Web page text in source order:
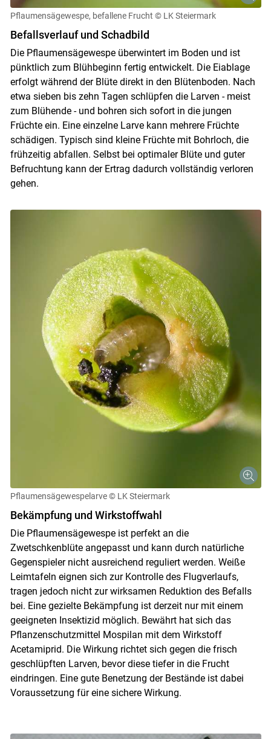
Skip to main content
Pflaumensägewespe, befallene Frucht © LK Steiermark
Befallsverlauf und Schadbild
Die Pflaumensägewespe überwintert im Boden und ist
pünktlich zum Blühbeginn fertig entwickelt. Die Eiablage
erfolgt während der Blüte direkt in den Blütenboden. Nach
etwa sieben bis zehn Tagen schlüpfen die Larven - meist
zum Blühende - und bohren sich sofort in die jungen
Früchte ein. Eine einzelne Larve kann mehrere Früchte
schädigen. Typisch sind kleine Früchte mit Bohrloch, die
frühzeitig abfallen. Selbst bei optimaler Blüte und guter
Befruchtung kann der Ertrag dadurch vollständig verloren
gehen.
Pflaumensägewespelarve © LK Steiermark
Bekämpfung und Wirkstoffwahl
Die Pflaumensägewespe ist perfekt an die
Zwetschkenblüte angepasst und kann durch natürliche
Gegenspieler nicht ausreichend reguliert werden. Weiße
Leimtafeln eignen sich zur Kontrolle des Flugverlaufs,
tragen jedoch nicht zur wirksamen Reduktion des Befalls
bei. Eine gezielte Bekämpfung ist derzeit nur mit einem
geeigneten Insektizid möglich. Bewährt hat sich das
Pflanzenschutzmittel Mospilan mit dem Wirkstoff
Acetamiprid. Die Wirkung richtet sich gegen die frisch
geschlüpften Larven, bevor diese tiefer in die Frucht
eindringen. Eine gute Benetzung der Bestände ist dabei
Voraussetzung für eine sichere Wirkung.